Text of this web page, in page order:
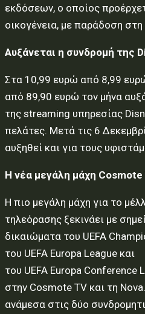
εκδόσεων, ο οποίος
οικογένεια, με παράδοση
Αυξάνεται η συνδρομή της
Στα 10,99 ευρώ από 8,99
από 89,90 ευρώ τον μήνα
της streaming υπηρεσίας
πελάτες. Μετά τις 6
αυξηθεί και για τους
Η νέα μεγάλη μάχη Cosmote
Η πιο μεγάλη μάχη για το
τηλεόρασης ξεκινάει με
δικαιώματα του UEFA
του UEFA Europa League και
του UEFA Europa Conference
στην Cosmote TV και τη
ανάμεσα στις δύο